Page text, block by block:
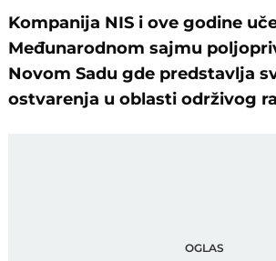
Kompanija NIS i ove godine
Međunarodnom sajmu
Novom Sadu gde predstavlja
ostvarenja u oblasti održivog